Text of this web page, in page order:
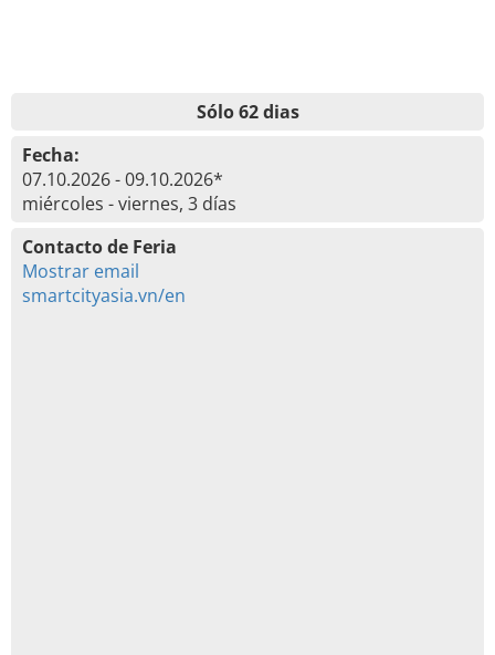
Sólo 62 dias
Fecha:
07.10.2026 - 09.10.2026*
miércoles - viernes, 3 días
Contacto de Feria
Mostrar email
smartcityasia.vn/en